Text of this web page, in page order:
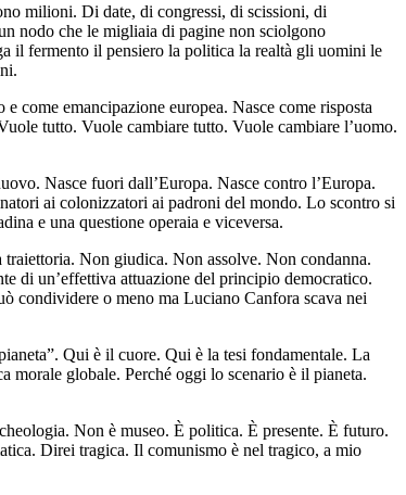
milioni. Di date, di congressi, di scissioni, di
nodo che le migliaia di pagine non sciolgono
il fermento il pensiero la politica la realtà gli uomini le
come emancipazione europea. Nasce come risposta
tutto. Vuole cambiare tutto. Vuole cambiare l’uomo.
Nasce fuori dall’Europa. Nasce contro l’Europa.
ai colonizzatori ai padroni del mondo. Lo scontro si
e una questione operaia e viceversa.
Non giudica. Non assolve. Non condanna.
di un’effettiva attuazione del principio democratico.
condividere o meno ma Luciano Canfora scava nei
Qui è il cuore. Qui è la tesi fondamentale. La
morale globale. Perché oggi lo scenario è il pianeta.
Non è museo. È politica. È presente. È futuro.
Direi tragica. Il comunismo è nel tragico, a mio